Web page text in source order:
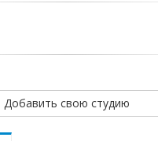
Добавить свою студию